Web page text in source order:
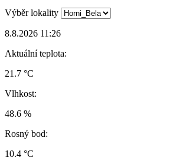
Výběr lokality
8.8.2026 11:26
Aktuální teplota:
21.7 °C
Vlhkost:
48.6 %
Rosný bod:
10.4 °C